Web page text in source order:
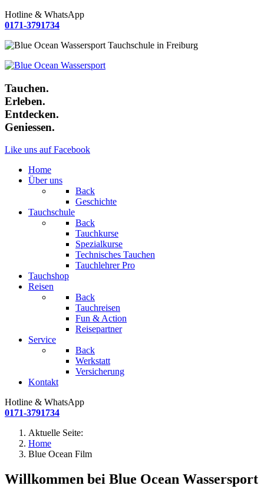
Hotline & WhatsApp
0171-3791734
Tauchen.
Erleben.
Entdecken.
Geniessen.
Like uns auf Facebook
Home
Über uns
Back
Geschichte
Tauchschule
Back
Tauchkurse
Spezialkurse
Technisches Tauchen
Tauchlehrer Pro
Tauchshop
Reisen
Back
Tauchreisen
Fun & Action
Reisepartner
Service
Back
Werkstatt
Versicherung
Kontakt
Hotline & WhatsApp
0171-3791734
Aktuelle Seite:
Home
Blue Ocean Film
Willkommen bei Blue Ocean Wassersport